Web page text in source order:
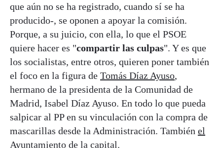
que aún no se ha registrado, cuando sí se ha
producido-, se oponen a apoyar la comisión.
Porque, a su juicio, con ella, lo que el PSOE
quiere hacer es "compartir las culpas". Y es que
los socialistas, entre otros, quieren poner también
el foco en la figura de Tomás Díaz Ayuso,
hermano de la presidenta de la Comunidad de
Madrid, Isabel Díaz Ayuso. En todo lo que pueda
salpicar al PP en su vinculación con la compra de
mascarillas desde la Administración. También el
Ayuntamiento de la capital.